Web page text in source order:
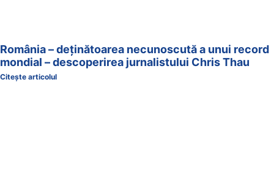
România – deținătoarea necunoscută a unui record
mondial – descoperirea jurnalistului Chris Thau
Citește articolul